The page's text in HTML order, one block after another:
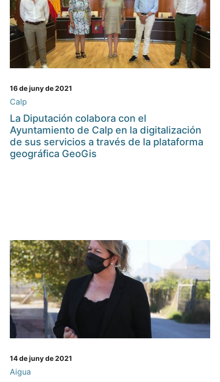
16 de juny de 2021
Calp
La Diputación colabora con el
Ayuntamiento de Calp en la digitalización
de sus servicios a través de la plataforma
geográfica GeoGis
14 de juny de 2021
Aigua